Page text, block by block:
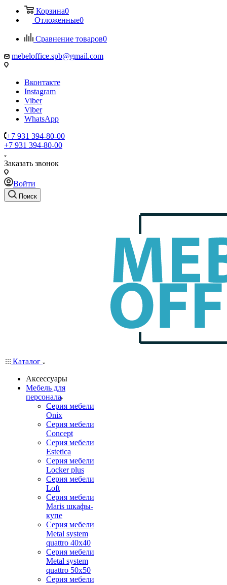
Корзина0
Отложенные0
Сравнение товаров0
mebeloffice.spb@gmail.com
Вконтакте
Instagram
Viber
Viber
WhatsApp
+7 931 394-80-00
+7 931 394-80-00
Заказать звонок
Войти
Поиск
Каталог
Аксессуары
Мебель для
персонала
Серия мебели
Onix
Серия мебели
Concept
Серия мебели
Estetica
Серия мебели
Locker plus
Серия мебели
Loft
Серия мебели
Maris шкафы-
купе
Серия мебели
Metal system
quattro 40x40
Серия мебели
Metal system
quattro 50x50
Серия мебели